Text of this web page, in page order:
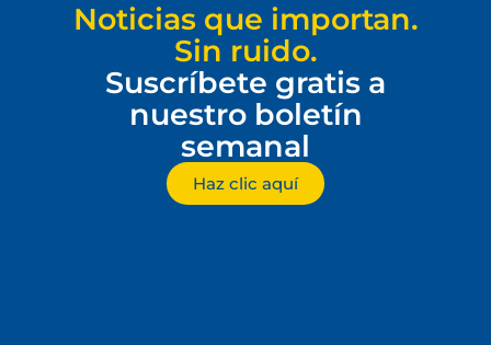
Noticias que importan.
Sin ruido.
Suscríbete gratis a
nuestro boletín
semanal
Haz clic aquí